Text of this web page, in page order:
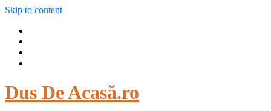
Skip to content
Dus De Acasă.ro